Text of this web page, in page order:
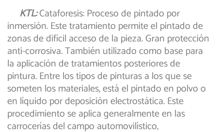
KTL:Cataforesis: Proceso de pintado por
inmersión. Este tratamiento permite el pintado de
zonas de difícil acceso de la pieza. Gran protección
anti-corrosiva. También utilizado como base para
la aplicación de tratamientos posteriores de
pintura. Entre los tipos de pinturas a los que se
someten los materiales, está el pintado en polvo o
en líquido por deposición electrostática. Este
procedimiento se aplica generalmente en las
carrocerías del campo automovilístico,